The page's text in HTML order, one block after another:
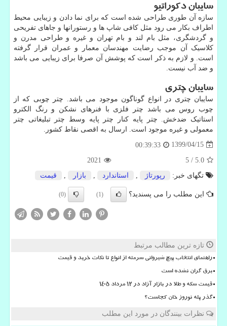
سایبان دکوراتیو
سازه آن طوری طراحی شده است که برای نما دادن و زیبایی محیط
اطراف بکار می رود مثل کافی شاپ ها و رستورانها و جاهای تفریحی
و گردشگری، مثل بام لند و بام تهران و غیره و طراحی مدرن و
کلاسیک آن موجب رضایت مهندسان معمار و عمران قرار گرفته
است. و لازم به ذکر است که پوشش آن صرفا برای زیبایی می باشد
و ضد آب نیست.
سایبان چتری
سایبان چتری در انواع گوناگون موجود می باشد. چتر چوبی که از
چوب روس می باشد چتر فلزی با فنرهای نشکن و رنگ الکترو
استاتیک ضدخش. چتر پایه کنار چتر پایه وسط چتر تبلیغاتی چتر
معمولی و غیره موجود است. ارسال به اقصی نقاط کشور.
1399/04/15
00:39:33
5.0
/
5
2021
تگهای خبر:
رپورتاژ استاندارد بازار قیمت
این مطلب را می پسندید؟ (1)
(0)
تازه ترین مطالب مرتبط
راهنمای انتخاب پیچ شیروانی سرمته از انواع تا نکات خرید و قیمت
برق گران نشده است
قیمت سکه و طلا در بازار آزاد در ۱۲ مرداد ۱۴۰۵
گذر پله نوروز خان کجاست؟
نظرات بینندگان در مورد این مطلب